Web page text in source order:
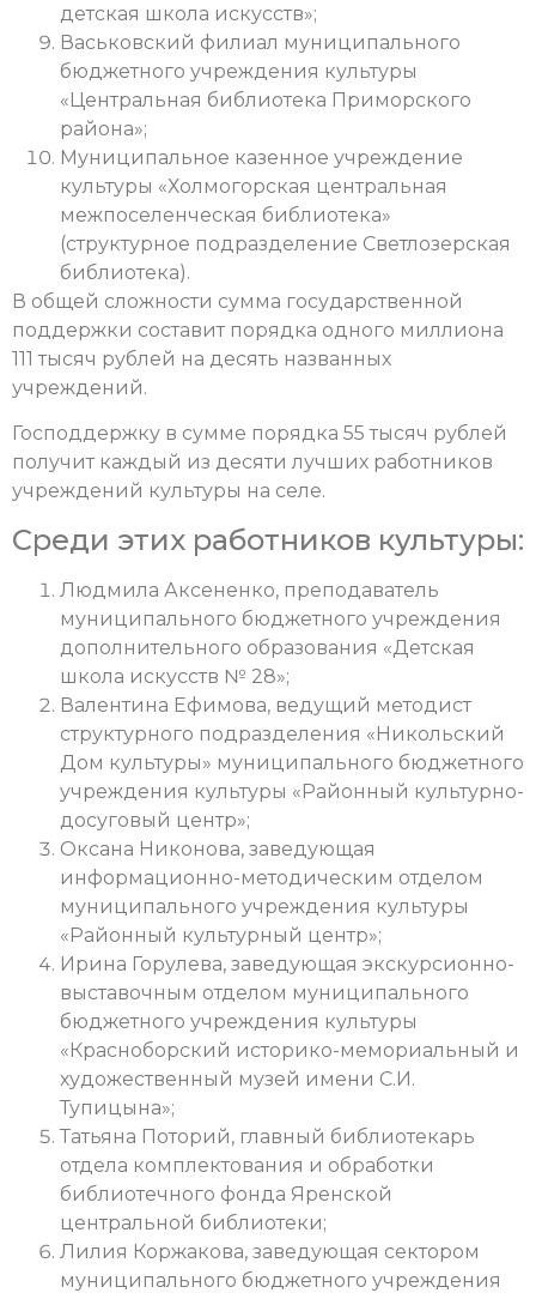
детская школа искусств»;
Васьковский филиал муниципального
бюджетного учреждения культуры
«Центральная библиотека Приморского
района»;
Муниципальное казенное учреждение
культуры «Холмогорская центральная
межпоселенческая библиотека»
(структурное подразделение Светлозерская
библиотека).
В общей сложности сумма государственной
поддержки составит порядка одного миллиона
111 тысяч рублей на десять названных
учреждений.
Господдержку в сумме порядка 55 тысяч рублей
получит каждый из десяти лучших работников
учреждений культуры на селе.
Среди этих работников культуры:
Людмила Аксененко, преподаватель
муниципального бюджетного учреждения
дополнительного образования «Детская
школа искусств № 28»;
Валентина Ефимова, ведущий методист
структурного подразделения «Никольский
Дом культуры» муниципального бюджетного
учреждения культуры «Районный культурно-
досуговый центр»;
Оксана Никонова, заведующая
информационно-методическим отделом
муниципального учреждения культуры
«Районный культурный центр»;
Ирина Горулева, заведующая экскурсионно-
выставочным отделом муниципального
бюджетного учреждения культуры
«Красноборский историко-мемориальный и
художественный музей имени С.И.
Тупицына»;
Татьяна Поторий, главный библиотекарь
отдела комплектования и обработки
библиотечного фонда Яренской
центральной библиотеки;
Лилия Коржакова, заведующая сектором
муниципального бюджетного учреждения